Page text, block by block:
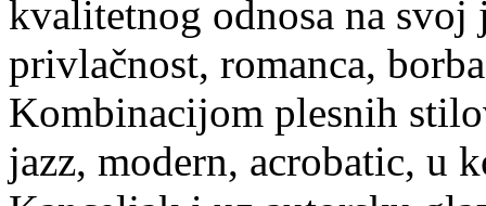
kvalitetnog odnosa na
privlačnost, romanca,
Kombinacijom plesnih
jazz, modern, acrobatic, u